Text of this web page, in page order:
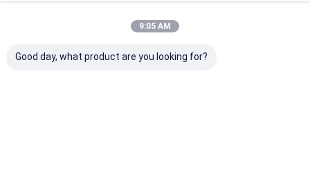
9:05 AM
Good day, what product are you looking for?